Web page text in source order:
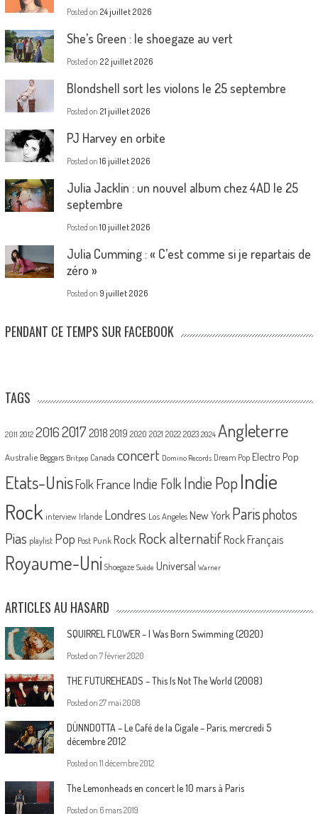
Posted on 24 juillet 2026
She’s Green : le shoegaze au vert
Posted on 22 juillet 2026
Blondshell sort les violons le 25 septembre
Posted on 21 juillet 2026
PJ Harvey en orbite
Posted on 16 juillet 2026
Julia Jacklin : un nouvel album chez 4AD le 25
septembre
Posted on 10 juillet 2026
Julia Cumming : « C’est comme si je repartais de
zéro »
Posted on 9 juillet 2026
PENDANT CE TEMPS SUR FACEBOOK
TAGS
2011 2012 20162017 2018 2019 2020 2021 2022 2023 2024 Angleterre
Australie Beggars Britpop Canada concert Domino Records Dream Pop Electro Pop
Etats-UnisFolk France Indie FolkIndie PopIndie
Rock interview Irlande Londres Los Angeles New York Parisphotos
Pias playlist Pop Post Punk Rock Rock alternatif Rock Français
Royaume-Uni Shoegaze Suède Universal Warner
ARTICLES AU HASARD
SQUIRREL FLOWER – I Was Born Swimming (2020)
Posted on 7 février 2020
THE FUTUREHEADS – This Is Not The World (2008)
Posted on 27 mai 2008
DÙNNDOTTA – Le Café de la Cigale – Paris, mercredi 5
décembre 2012
Posted on 11 décembre 2012
The Lemonheads en concert le 10 mars à Paris
Posted on 6 mars 2019